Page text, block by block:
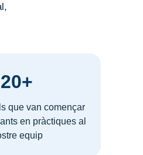
20+
que van començar
en pràctiques al
equip